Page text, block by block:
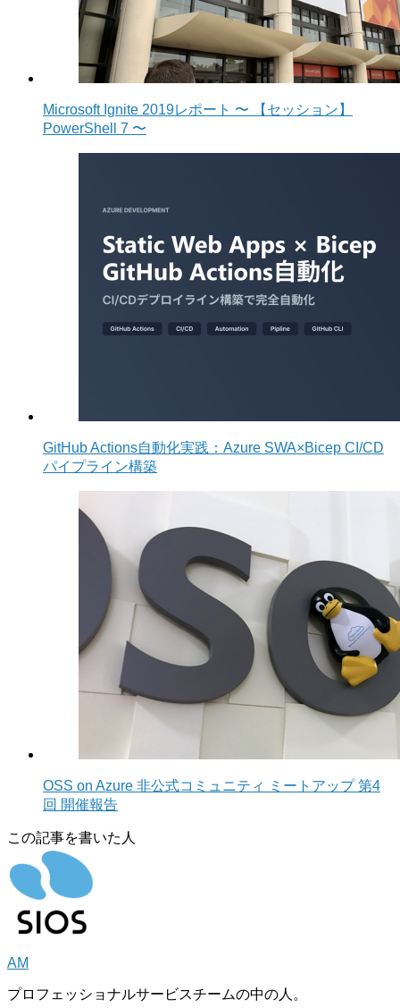
Microsoft Ignite 2019レポート 〜 【セッション】
PowerShell 7 〜
GitHub Actions自動化実践：Azure SWA×Bicep CI/CD
パイプライン構築
OSS on Azure 非公式コミュニティ ミートアップ 第4
回 開催報告
この記事を書いた人
AM
プロフェッショナルサービスチームの中の人。